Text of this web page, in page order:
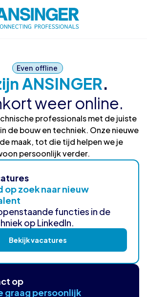
Even offline
ANSINGER.
weer online.
professionals met de juiste
de bouw en techniek. Onze nieuwe
maak, tot die tijd helpen we je
persoonlijk verder.
op zoek naar nieuw
functies in de
op LinkedIn.
Bekijk vacatures
op
graag persoonlijk